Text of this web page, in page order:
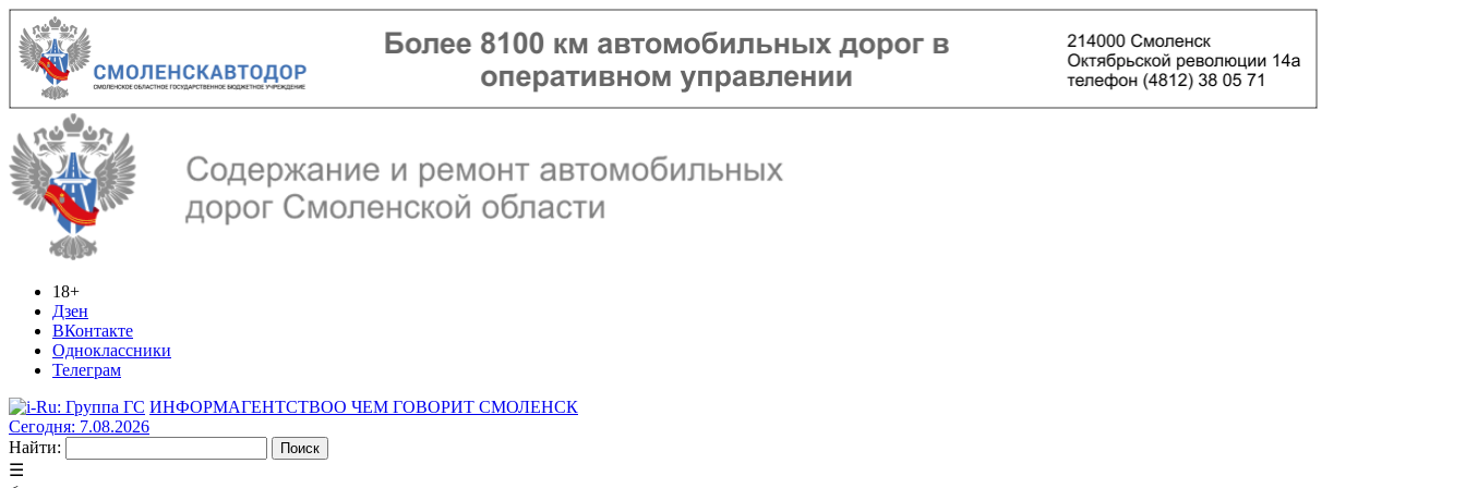
18+
Дзен
ВКонтакте
Одноклассники
Телеграм
ИНФОРМАГЕНТСТВОО ЧЕМ ГОВОРИТ СМОЛЕНСК
Сегодня: 7.08.2026
Найти:
☰